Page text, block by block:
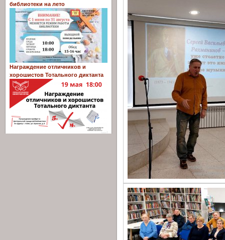
библиотеки на лето
Награждение отличников и
хорошистов Тотального диктанта